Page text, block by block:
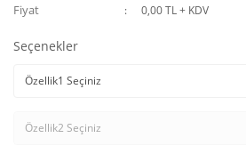
Fiyat 0,00 TL + KDV
Seçenekler